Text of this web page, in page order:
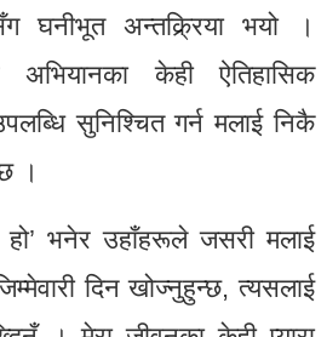
घनीभूत अन्तक्र्रिया भयो ।
केही ऐतिहासिक
सुनिश्चित गर्न मलाई निकै
।
हो’ भनेर उहाँहरूले जसरी मलाई
दिन खोज्नुहुन्छ, त्यसलाई